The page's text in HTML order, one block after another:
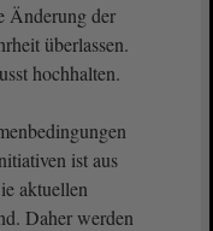
Änderung der
überlassen.
hochhalten.
ist aus
aktuellen
Daher werden